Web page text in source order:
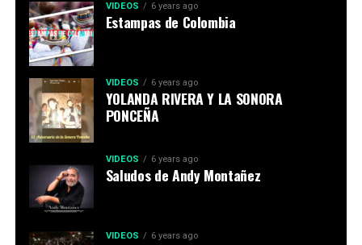
VIDEOS 6 years ago
Estampas de Colombia
VIDEOS 6 years ago
YOLANDA RIVERA Y LA SONORA
PONCEÑA
VIDEOS 6 years ago
Saludos de Andy Montañez
VIDEOS 6 years ago